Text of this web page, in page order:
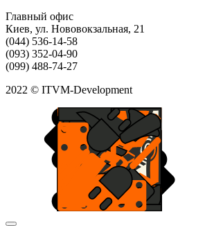
Главный офис
Киев, ул. Нововокзальная, 21
(044) 536-14-58
(093) 352-04-90
(099) 488-74-27
2022 © ITVM-Development